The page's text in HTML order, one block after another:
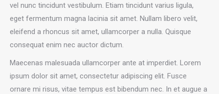
vel nunc tincidunt vestibulum. Etiam tincidunt varius ligula,
eget fermentum magna lacinia sit amet. Nullam libero velit,
eleifend a rhoncus sit amet, ullamcorper a nulla. Quisque
consequat enim nec auctor dictum.
Maecenas malesuada ullamcorper ante at imperdiet. Lorem
ipsum dolor sit amet, consectetur adipiscing elit. Fusce
ornare mi risus, vitae tempus est bibendum nec. In et augue a